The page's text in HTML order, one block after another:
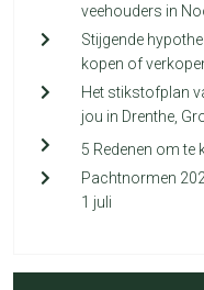
veehouders in
Stijgende
kopen of
Het stikstofplan
jou in Drenthe,
5 Redenen om te
Pachtnormen
1 juli